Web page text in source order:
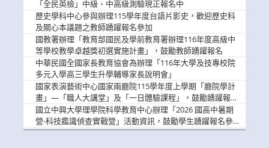
參加
「全民英檢」中級、中高級測驗現正報名中
歷史學科中心參與辦理115學年度台語片影史，歡迎歷史科
及關心本議題之教師踴躍報名參加
國教署辦理「教育部國民及學前教育署辦理116年度高級中
等學校教學卓越獎初選實施計畫」，鼓勵教師踴躍報名
中華民國全國家長教育協會為辦理「116年大學及技專校院
多元入學高三學生升學輔導家長說明會」
國家表演藝術中心國家兩廳院115學年度上學期「廳院學計
畫」—「職人大講堂」及「一日體驗課程」，鼓勵踴躍報名
參與。
國立中興大學理學院科學教育中心辦理「2026 國高中暑期
營-科技鑑識偵查實戰營」活動資訊，鼓勵學生踴躍報名參
加。